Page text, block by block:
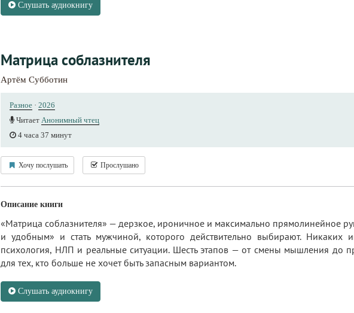
Слушать аудиокнигу
Матрица соблазнителя
Артём Субботин
Разное · 2026
Читает Анонимный чтец
4 часа 37 минут
Хочу послушать Прослушано
Описание книги
«Матрица соблазнителя» — дерзкое, ироничное и максимально прямолинейное
и удобным» и стать мужчиной, которого действительно выбирают. Никаких
психология, НЛП и реальные ситуации. Шесть этапов — от смены мышления до
для тех, кто больше не хочет быть запасным вариантом.
Слушать аудиокнигу